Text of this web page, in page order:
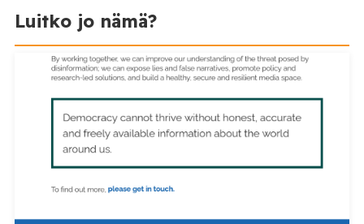
Luitko jo nämä?